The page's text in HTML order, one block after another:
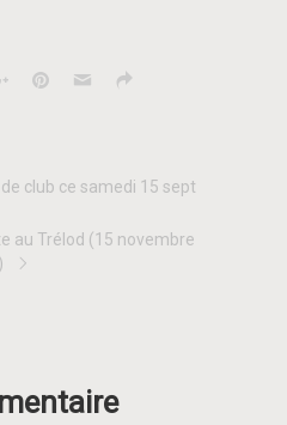
club ce samedi 15 sept
au Trélod (15 novembre